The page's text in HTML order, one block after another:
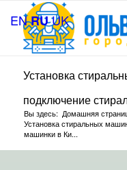
Установка
подключение
Вы здесь: Домашняя
Установка стиральных
машинки в Ки...
ENRUUK